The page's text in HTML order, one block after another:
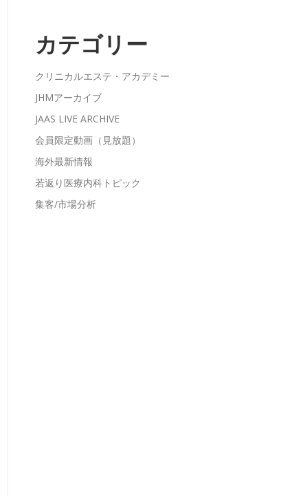
カテゴリー
クリニカルエステ・アカデミー
JHMアーカイブ
JAAS LIVE ARCHIVE
会員限定動画（見放題）
海外最新情報
若返り医療内科トピック
集客/市場分析